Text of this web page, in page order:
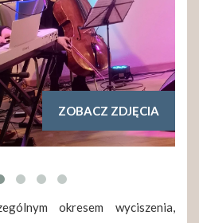
ZOBACZ ZDJĘCIA
okresem wyciszenia,